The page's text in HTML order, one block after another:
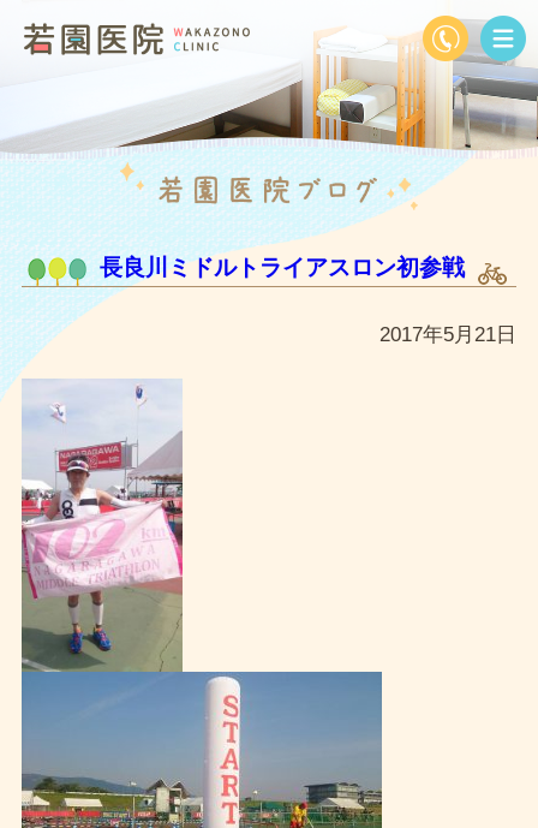
長良川ミドルトライアスロン初参戦
2017年5月21日